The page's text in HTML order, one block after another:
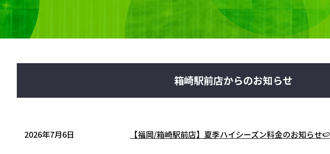
箱崎駅前店からのお知らせ
2026年7月6日 【福岡/箱崎駅前店】夏季ハイシーズン料金のお知らせ🍉